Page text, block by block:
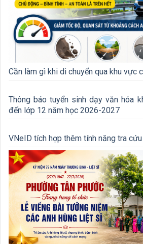
Cần làm gì khi di chuyển qua khu vực
Thông báo tuyển sinh dạy văn hóa
đến lớp 12 năm học 2026-2027
VNeID tích hợp thêm tính năng tra